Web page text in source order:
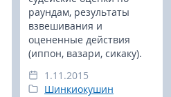
раундам, результаты
взвешивания и
оцененные действия
(иппон, вазари, сикаку).
1.11.2015
Шинкиокушин